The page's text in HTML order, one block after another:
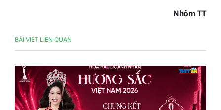
Nhóm TT
BÀI VIẾT LIÊN QUAN